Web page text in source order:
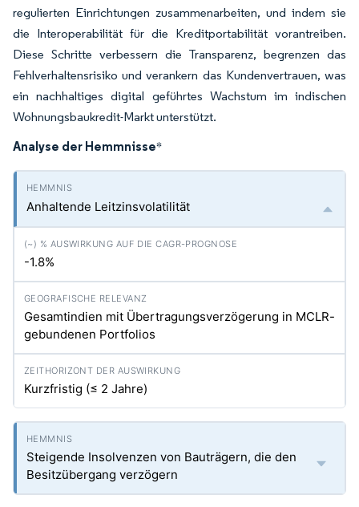
regulierten Einrichtungen zusammenarbeiten, und indem sie
die Interoperabilität für die Kreditportabilität vorantreiben.
Diese Schritte verbessern die Transparenz, begrenzen das
Fehlverhaltensrisiko und verankern das Kundenvertrauen, was
ein nachhaltiges digital geführtes Wachstum im indischen
Wohnungsbaukredit-Markt unterstützt.
Analyse der Hemmnisse*
Anhaltende Leitzinsvolatilität
-1.8%
Gesamtindien mit Übertragungsverzögerung in MCLR-
gebundenen Portfolios
Kurzfristig (≤ 2 Jahre)
Steigende Insolvenzen von Bauträgern, die den
Besitzübergang verzögern